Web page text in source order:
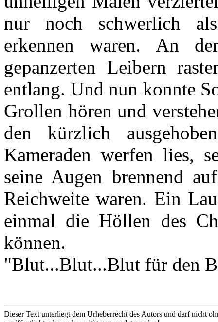
nur noch schwerlich
erkennen waren. An
gepanzerten Leibern
entlang. Und nun konnte
Grollen hören und
den kürzlich
Kameraden werfen lies,
seine Augen brennend
Reichweite waren. Ein
einmal die Höllen des
können.
"Blut...Blut...Blut für den
Dieser Text unterliegt dem Urheberrecht des Autors und darf nicht